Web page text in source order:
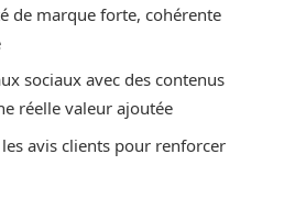
de marque forte, cohérente
sociaux avec des contenus
réelle valeur ajoutée
avis clients pour renforcer